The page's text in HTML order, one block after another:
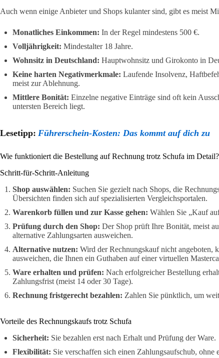
Auch wenn einige Anbieter und Shops kulanter sind, gibt es meist
Monatliches Einkommen: In der Regel mindestens 500 €.
Volljährigkeit: Mindestalter 18 Jahre.
Wohnsitz in Deutschland: Hauptwohnsitz und Girokonto in
Keine harten Negativmerkmale: Laufende Insolvenz,
meist zur Ablehnung.
Mittlere Bonität: Einzelne negative Einträge sind oft kein
untersten Bereich liegt.
Lesetipp: Führerschein-Kosten: Das kommt auf dich zu
Wie funktioniert die Bestellung auf Rechnung trotz Schufa im Detail?
Schritt-für-Schritt-Anleitung
Shop auswählen: Suchen Sie gezielt nach Shops, die
Übersichten finden sich auf spezialisierten Vergleichsportalen.
Warenkorb füllen und zur Kasse gehen: Wählen Sie „Kauf
Prüfung durch den Shop: Der Shop prüft Ihre Bonität, meist
alternative Zahlungsarten ausweichen.
Alternative nutzen: Wird der Rechnungskauf nicht
ausweichen, die Ihnen ein Guthaben auf einer virtuellen
Ware erhalten und prüfen: Nach erfolgreicher Bestellung
Zahlungsfrist (meist 14 oder 30 Tage).
Rechnung fristgerecht bezahlen: Zahlen Sie pünktlich, um
Vorteile des Rechnungskaufs trotz Schufa
Sicherheit: Sie bezahlen erst nach Erhalt und Prüfung der Ware.
Flexibilität: Sie verschaffen sich einen Zahlungsaufschub, ohne